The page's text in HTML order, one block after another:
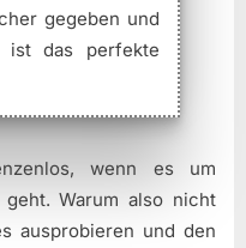
gegeben und
ist das perfekte
wenn es um
Warum also nicht
ausprobieren und den